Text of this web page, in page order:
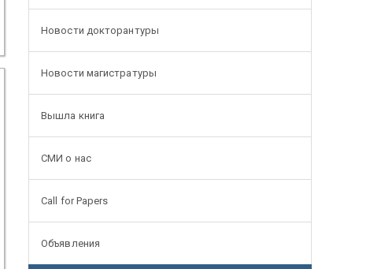
Новости докторантуры
Новости магистратуры
Вышла книга
СМИ о нас
Call for Papers
Объявления